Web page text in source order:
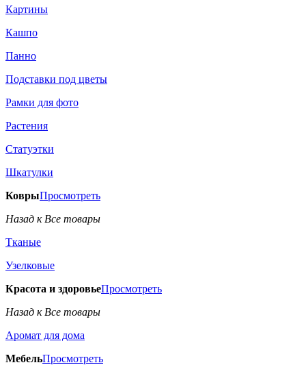
Картины
Кашпо
Панно
Подставки под цветы
Рамки для фото
Растения
Статуэтки
Шкатулки
КоврыПросмотреть
Назад к Все товары
Тканые
Узелковые
Красота и здоровьеПросмотреть
Назад к Все товары
Аромат для дома
МебельПросмотреть